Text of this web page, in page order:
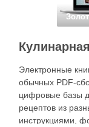
Электронные
обычных PDF-
цифровые базы
рецептов из
инструкциями,